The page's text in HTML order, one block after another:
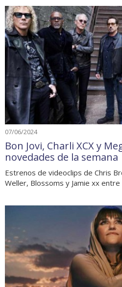
07/06/2024
Bon Jovi, Charli XCX y
novedades de la semana
Estrenos de videoclips de Chris
Weller, Blossoms y Jamie xx